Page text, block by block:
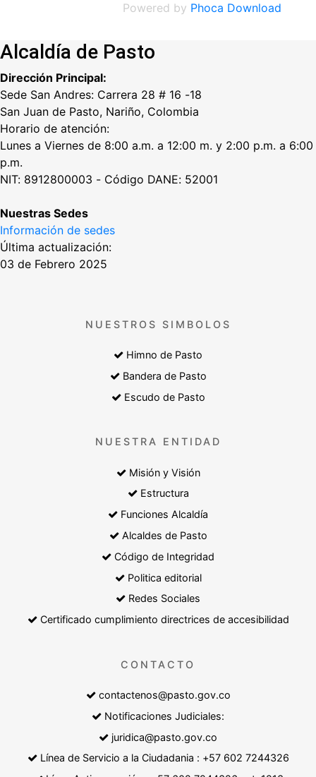
Powered by Phoca Download
Alcaldía de Pasto
Dirección Principal:
Sede San Andres: Carrera 28 # 16 -18
San Juan de Pasto, Nariño, Colombia
Horario de atención:
Lunes a Viernes de 8:00 a.m. a 12:00 m. y 2:00 p.m. a 6:00
p.m.
NIT: 8912800003 - Código DANE: 52001
Nuestras Sedes
Información de sedes
Última actualización:
03 de Febrero 2025
NUESTROS SIMBOLOS
Himno de Pasto
Bandera de Pasto
Escudo de Pasto
NUESTRA ENTIDAD
Misión y Visión
Estructura
Funciones Alcaldía
Alcaldes de Pasto
Código de Integridad
Politica editorial
Redes Sociales
Certificado cumplimiento directrices de accesibilidad
CONTACTO
contactenos@pasto.gov.co
Notificaciones Judiciales:
juridica@pasto.gov.co
Línea de Servicio a la Ciudadania : +57 602 7244326